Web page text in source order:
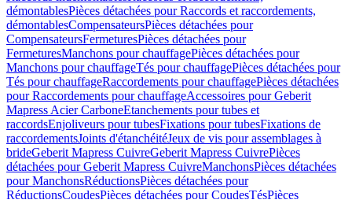
démontablesPièces détachées pour Raccords et raccordements,
démontablesCompensateursPièces détachées pour
CompensateursFermeturesPièces détachées pour
FermeturesManchons pour chauffagePièces détachées pour
Manchons pour chauffageTés pour chauffagePièces détachées pour
Tés pour chauffageRaccordements pour chauffagePièces détachées
pour Raccordements pour chauffageAccessoires pour Geberit
Mapress Acier CarboneEtanchements pour tubes et
raccordsEnjoliveurs pour tubesFixations pour tubesFixations de
raccordementsJoints d'étanchéitéJeux de vis pour assemblages à
brideGeberit Mapress CuivreGeberit Mapress CuivrePièces
détachées pour Geberit Mapress CuivreManchonsPièces détachées
pour ManchonsRéductionsPièces détachées pour
RéductionsCoudesPièces détachées pour CoudesTésPièces